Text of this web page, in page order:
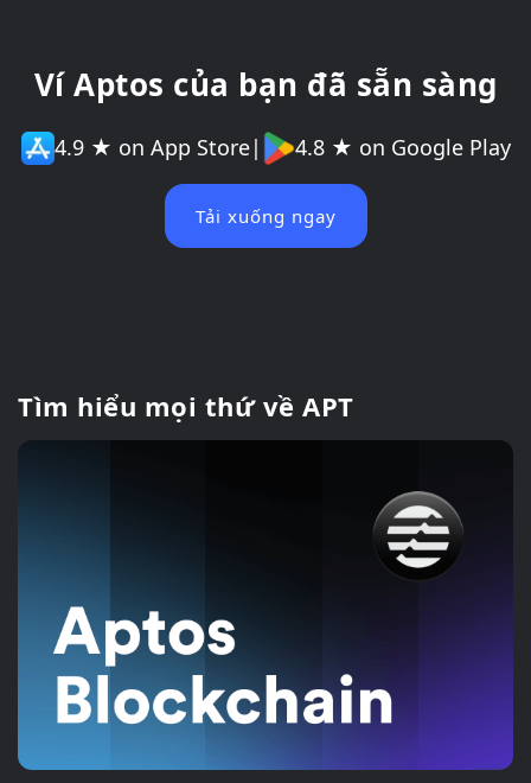
Ví Aptos của bạn đã sẵn sàng
4.9 ★ on App Store| 4.8 ★ on Google Play
Tải xuống ngay
Tìm hiểu mọi thứ về APT